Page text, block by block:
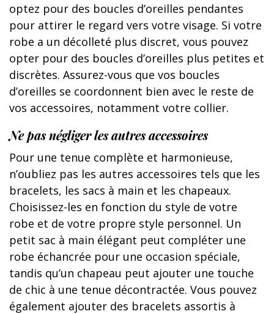
optez pour des boucles d’oreilles pendantes
pour attirer le regard vers votre visage. Si votre
robe a un décolleté plus discret, vous pouvez
opter pour des boucles d’oreilles plus petites et
discrètes. Assurez-vous que vos boucles
d’oreilles se coordonnent bien avec le reste de
vos accessoires, notamment votre collier.
Ne pas négliger les autres accessoires
Pour une tenue complète et harmonieuse,
n’oubliez pas les autres accessoires tels que les
bracelets, les sacs à main et les chapeaux.
Choisissez-les en fonction du style de votre
robe et de votre propre style personnel. Un
petit sac à main élégant peut compléter une
robe échancrée pour une occasion spéciale,
tandis qu’un chapeau peut ajouter une touche
de chic à une tenue décontractée. Vous pouvez
également ajouter des bracelets assortis à